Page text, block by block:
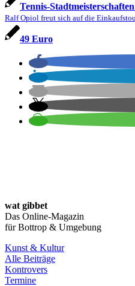
Tennis-
Ralf Opiol freut sich auf die
49 Euro
wat gibbet
Das Online-Magazin
für Bottrop & Umgebung
Kunst & Kultur
Alle Beiträge
Kontrovers
Termine